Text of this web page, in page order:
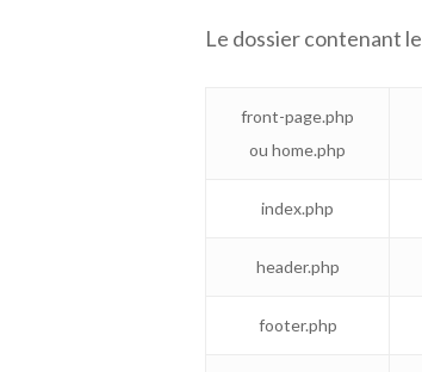
Le dossier contenant le
front-page.php
ou home.php
index.php
header.php
footer.php